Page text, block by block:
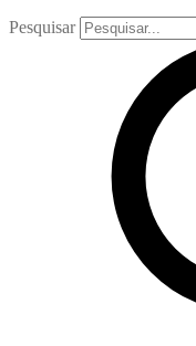
Pesquisar